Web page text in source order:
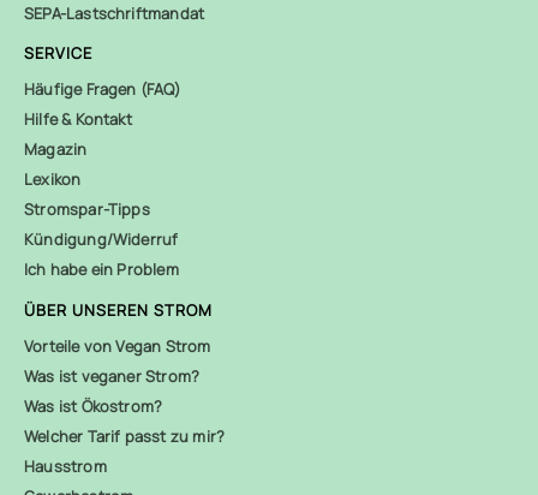
SEPA-Lastschriftmandat
SERVICE
Häufige Fragen (FAQ)
Hilfe & Kontakt
Magazin
Lexikon
Stromspar-Tipps
Kündigung/Widerruf
Ich habe ein Problem
ÜBER UNSEREN STROM
Vorteile von Vegan Strom
Was ist veganer Strom?
Was ist Ökostrom?
Welcher Tarif passt zu mir?
Hausstrom